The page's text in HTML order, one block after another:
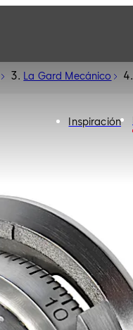
Inspiración
La Gard Mecánico